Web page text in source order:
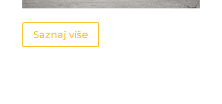
Saznaj više